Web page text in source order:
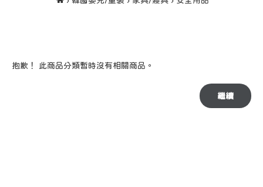
抱歉！ 此商品分類暫時沒有相關商品。
繼續